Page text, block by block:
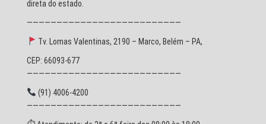
direta do estado.
——————————————————————————
Tv. Lomas Valentinas, 2190 – Marco, Belém – PA,
CEP: 66093-677
——————————————————————————
(91) 4006-4200
——————————————————————————